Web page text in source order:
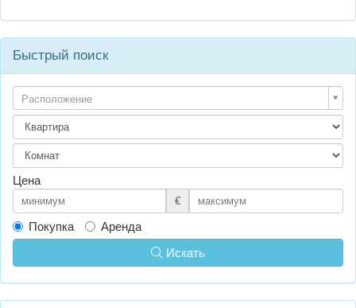
Быстрый поиск
Расположение
Цена
€
Покупка
Аренда
Искать